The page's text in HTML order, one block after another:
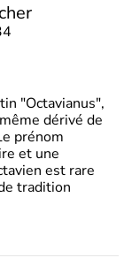
"Octavianus",
dérivé de
prénom
et une
est rare
tradition